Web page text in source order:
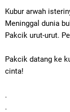
Kubur arwah
Meninggal dunia
Pakcik urut-urut.
Pakcik datang ke
cinta!
.
.